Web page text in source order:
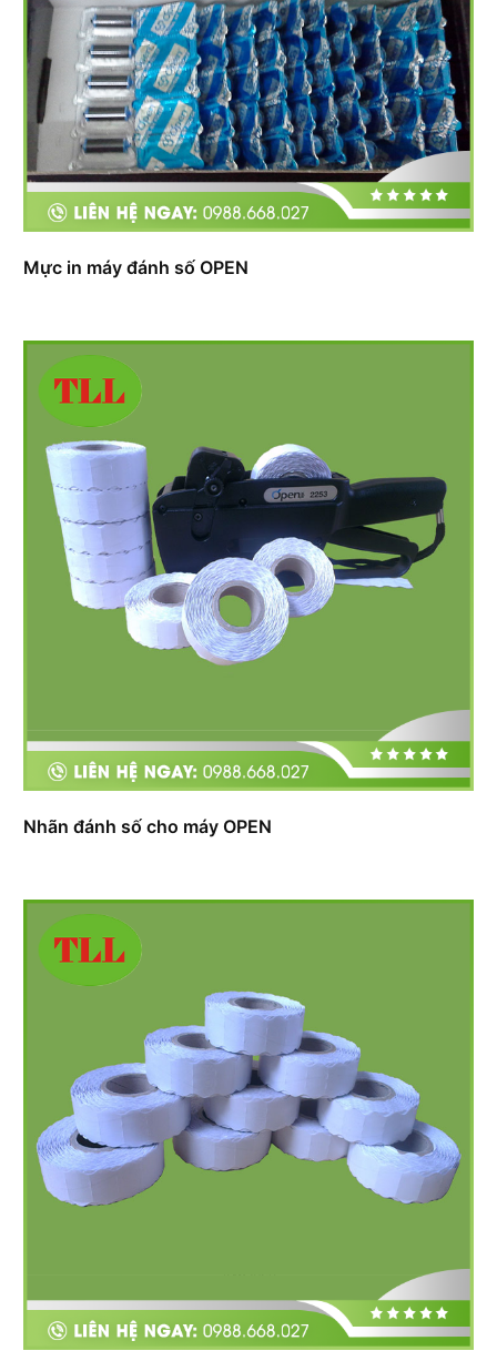
Mực in máy đánh số OPEN
Nhãn đánh số cho máy OPEN